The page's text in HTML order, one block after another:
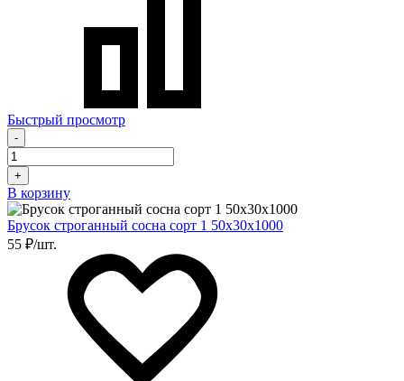
Быстрый просмотр
-
+
В корзину
Брусок строганный сосна сорт 1 50х30х1000
55 ₽/шт.